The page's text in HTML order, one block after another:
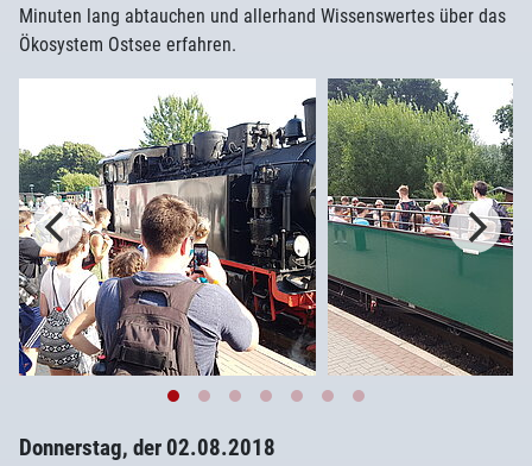
Minuten lang abtauchen und allerhand Wissenswertes über das
Ökosystem Ostsee erfahren.
Donnerstag, der 02.08.2018